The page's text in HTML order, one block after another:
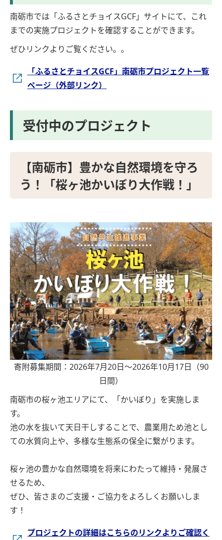
南砺市では「ふるさとチョイスGCF」サイトにて、これ
までの実施プロジェクトを確認することができます。
ぜひリンクよりご覧ください。。
「ふるさとチョイスGCF」南砺市プロジェクト一覧
ページ（外部リンク）
受付中のプロジェクト
【南砺市】豊かな自然環境を守ろ
う！「桜ヶ池かいぼり大作戦！」
寄附募集期間：2026年7月20日～2026年10月17日（90
日間）
南砺市の桜ヶ池エリアにて、「かいぼり」を実施しま
す。
池の水を抜いて天日干しすることで、農業用ため池とし
ての水質向上や、多様な生態系の保全に繋がります。
桜ヶ池の豊かな自然環境を将来にわたって維持・発展さ
せるため、
ぜひ、皆さまのご支援・ご協力をよろしくお願いしま
す！
プロジェクトの詳細はこちらのリンクよりご確認く